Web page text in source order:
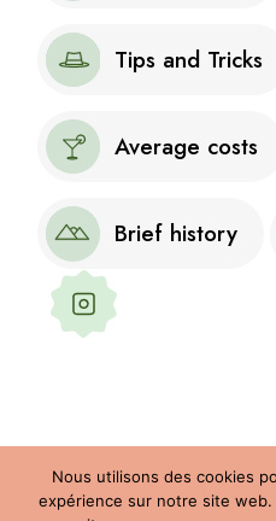
Tips and Tricks
Average costs
Brief history
Nous utilisons des cookies
expérience sur notre site